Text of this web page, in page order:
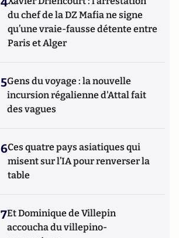
du chef de la DZ Mafia ne signe
qu’une vraie-fausse détente entre
Paris et Alger
5Gens du voyage : la nouvelle
incursion régalienne d'Attal fait
des vagues
6Ces quatre pays asiatiques qui
misent sur l’IA pour renverser la
table
7Et Dominique de Villepin
accoucha du villepino-